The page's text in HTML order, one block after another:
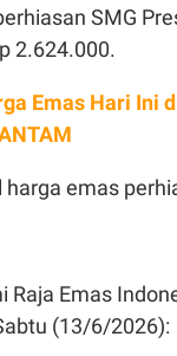
SMG
2.624.000.
Emas Hari Ini
emas
Raja Emas
(13/6/2026):